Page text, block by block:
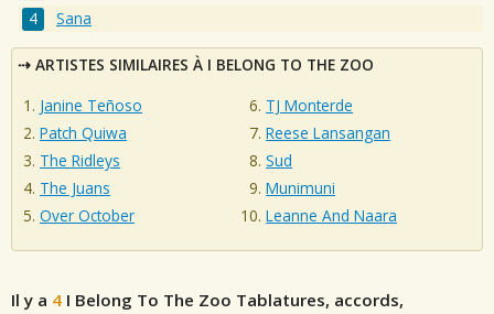
Sana
ARTISTES SIMILAIRES À I BELONG TO THE ZOO
Janine Teñoso
Patch Quiwa
The Ridleys
The Juans
Over October
TJ Monterde
Reese Lansangan
Sud
Munimuni
Leanne And Naara
Il y a 4 I Belong To The Zoo Tablatures, accords,